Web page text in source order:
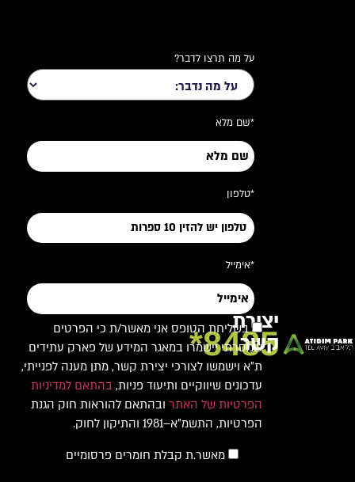
8485*
יצירת
קשר
על מה תרצו לדבר?
*שם מלא
*טלפון
*אימייל
בשליחת הטופס אני מאשר/ת כי הפרטים
שמסרתי יישמרו במאגר המידע של פארק עתידים
ת"א וישמשו לצורכי יצירת קשר, מתן מענה לפנייתי,
עדכונים שיווקיים ותיעוד פניות, בהתאם למדיניות
הפרטיות של האתרובהתאם להוראות חוק הגנת
הפרטיות, התשמ"א–1981 והתיקון לחוק.
מאשר.ת קבלת חומרים פרסומיים